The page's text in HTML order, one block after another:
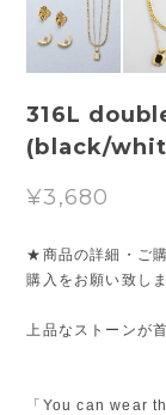
316L
(black/
¥3,680
★商品の詳細・ご
購入をお願い致しま
上品なストーンが
「You can wear